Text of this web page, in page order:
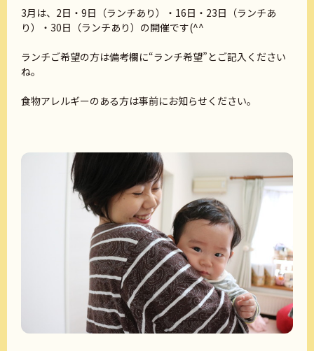
3月は、2日・9日（ランチあり）・16日・23日（ランチあ
り）・30日（ランチあり）の開催です(^^
ランチご希望の方は備考欄に“ランチ希望”とご記入ください
ね。
食物アレルギーのある方は事前にお知らせください。